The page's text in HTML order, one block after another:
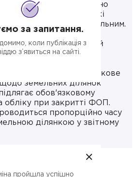
З 2024 року введено
з ПДФО для ФОП, які
торгівлею пальним.
бути відображені в
сплачені у встановлений
Мінімальне податкове
земельних ділянок
обов'язковому
обліку при закритті ФОП.
пропорційно часу
ділянкою у звітному
за запитання.
коли публікація з
з’явиться на сайті.
пройшла успішно